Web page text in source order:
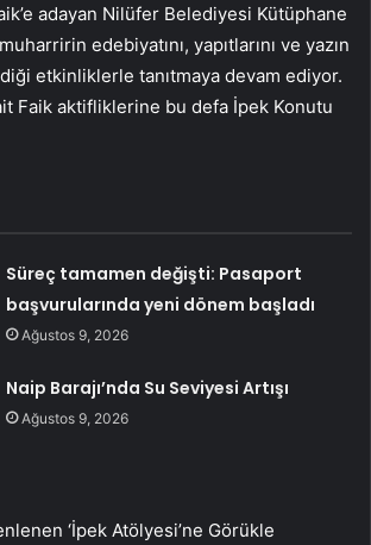
adayan Nilüfer Belediyesi Kütüphane
edebiyatını, yapıtlarını ve yazın
etkinliklerle tanıtmaya devam ediyor.
Faik aktifliklerine bu defa İpek Konutu
Süreç tamamen değişti: Pasaport
başvurularında yeni dönem başladı
Ağustos 9, 2026
Naip Barajı’nda Su Seviyesi Artışı
Ağustos 9, 2026
‘İpek Atölyesi’ne Görükle